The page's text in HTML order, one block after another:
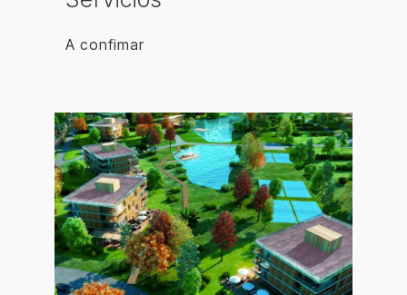
A confimar